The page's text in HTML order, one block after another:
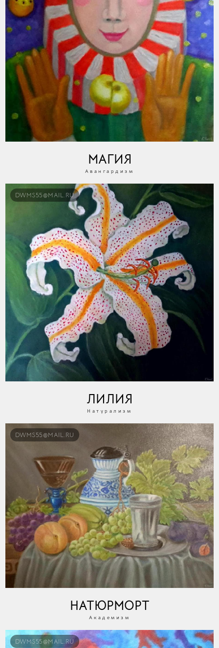
МАГИЯ
Авангардизм
DWMS55@MAIL.RU
ЛИЛИЯ
Натурализм
DWMS55@MAIL.RU
НАТЮРМОРТ
Академизм
DWMS55@MAIL.RU